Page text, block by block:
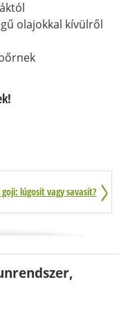
olajokkal kívülről
lúgosít vagy savasít?